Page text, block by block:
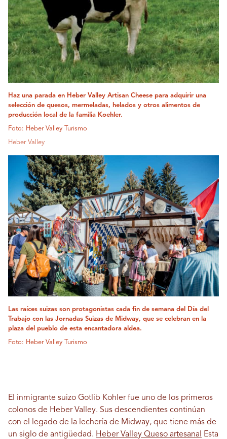
Haz una parada en Heber Valley Artisan Cheese para adquirir una
selección de quesos, mermeladas, helados y otros alimentos de
producción local de la familia Koehler.
Foto: Heber Valley Turismo
Heber Valley
Las raíces suizas son protagonistas cada fin de semana del Día del
Trabajo con las Jornadas Suizas de Midway, que se celebran en la
plaza del pueblo de esta encantadora aldea.
Foto: Heber Valley Turismo
El inmigrante suizo Gotlib Kohler fue uno de los primeros
colonos de Heber Valley. Sus descendientes continúan
con el legado de la lechería de Midway, que tiene más de
un siglo de antigüedad. Heber Valley Queso artesanal
Esta